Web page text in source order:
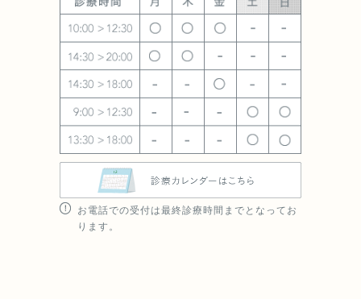
お電話での受付は最終診療時間までとなってお
ります。